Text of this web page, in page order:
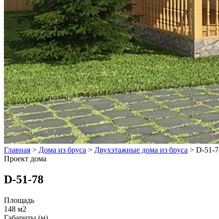
Главная > Дома из бруса > Двухэтажные дома из бруса > D-51-
Проект дома
D-51-78
Площадь
148 м2